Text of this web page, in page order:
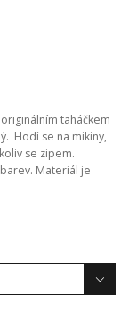
taháčkem
Hodí se na mikiny,
se zipem.
Materiál je